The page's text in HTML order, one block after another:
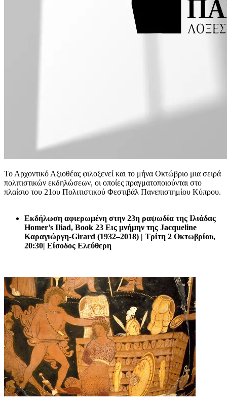
Το Αρχοντικό Αξιοθέας φιλοξενεί και το μήνα Οκτώβριο μια σειρά
πολιτιστικών εκδηλώσεων, οι οποίες πραγματοποιούνται στο
πλαίσιο του 21ου Πολιτιστικού Φεστιβάλ Πανεπιστημίου Κύπρου.
Εκδήλωση αφιερωμένη στην 23η ραψωδία της Ιλιάδας
Homer’s Iliad, Book 23 Εις μνήμην της Jacqueline
Καραγιώργη-Girard (1932–2018) | Τρίτη 2 Οκτωβρίου,
20:30| Είσοδος Ελεύθερη